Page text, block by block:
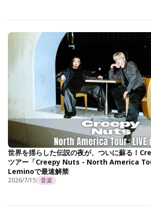
世界を揺らした伝説の夜が、ついに蘇る！
ツアー「Creepy Nuts - North America
Leminoで最速解禁
2026/7/15 音楽